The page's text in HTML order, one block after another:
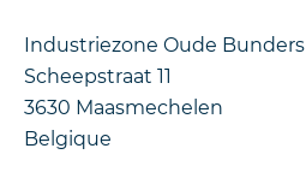
Industriezone Oude Bunders
Scheepstraat 11
3630 Maasmechelen
Belgique